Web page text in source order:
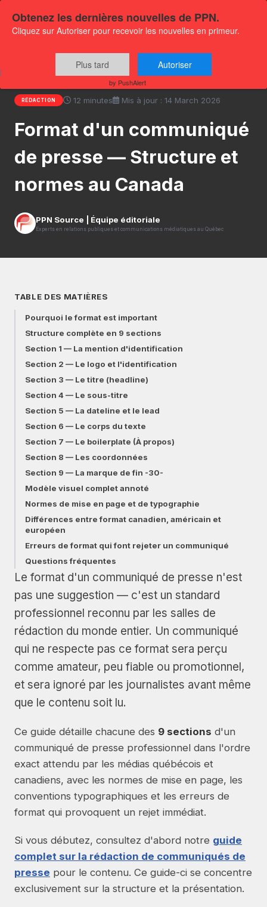
Centre de ressources
Format d'un
communiqué de presse — Structure et normes au Canada
RÉDACTION 12 minutes Mis à jour : 14 March 2026
Format d'un communiqué
de presse — Structure et
normes au Canada
PPN Source | Équipe éditoriale
Experts en relations publiques et communications médiatiques au Québec
TABLE DES MATIÈRES
Pourquoi le format est important
Structure complète en 9 sections
Section 1 — La mention d'identification
Section 2 — Le logo et l'identification
Section 3 — Le titre (headline)
Section 4 — Le sous-titre
Section 5 — La dateline et le lead
Section 6 — Le corps du texte
Section 7 — Le boilerplate (À propos)
Section 8 — Les coordonnées
Section 9 — La marque de fin -30-
Modèle visuel complet annoté
Normes de mise en page et de typographie
Différences entre format canadien, américain et
européen
Erreurs de format qui font rejeter un communiqué
Questions fréquentes
Le format d'un communiqué de presse n'est
pas une suggestion — c'est un standard
professionnel reconnu par les salles de
rédaction du monde entier. Un communiqué
qui ne respecte pas ce format sera perçu
comme amateur, peu fiable ou promotionnel,
et sera ignoré par les journalistes avant même
que le contenu soit lu.
Ce guide détaille chacune des 9 sections d'un
communiqué de presse professionnel dans l'ordre
exact attendu par les médias québécois et
canadiens, avec les normes de mise en page, les
conventions typographiques et les erreurs de
format qui provoquent un rejet immédiat.
Si vous débutez, consultez d'abord notre guide
complet sur la rédaction de communiqués de
presse pour le contenu. Ce guide-ci se concentre
exclusivement sur la structure et la présentation.
Obtenez les dernières nouvelles de PPN.
Cliquez sur Autoriser pour recevoir les nouvelles en primeur.
Plus tard Autoriser
by PushAlert